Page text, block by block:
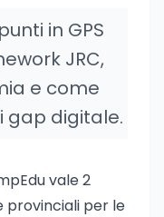
in GPS
JRC,
e come
gap digitale.
vale 2
provinciali per le